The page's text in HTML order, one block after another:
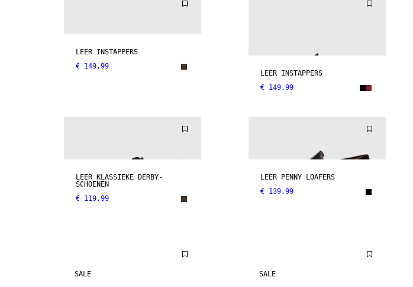
LEER INSTAPPERS
€ 149,99
LEER INSTAPPERS
€ 149,99
LEER KLASSIEKE DERBY-
SCHOENEN
€ 119,99
LEER PENNY LOAFERS
€ 139,99
SALE SALE